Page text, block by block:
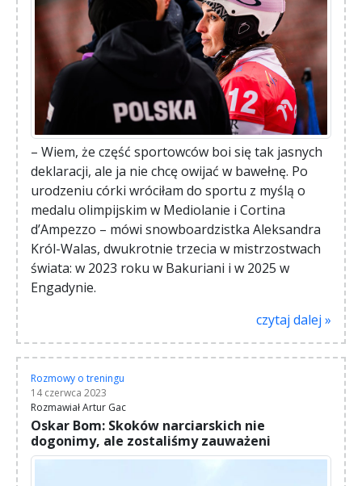
– Wiem, że część sportowców boi się tak jasnych
deklaracji, ale ja nie chcę owijać w bawełnę. Po
urodzeniu córki wróciłam do sportu z myślą o
medalu olimpijskim w Mediolanie i Cortina
d’Ampezzo – mówi snowboardzistka Aleksandra
Król-Walas, dwukrotnie trzecia w mistrzostwach
świata: w 2023 roku w Bakuriani i w 2025 w
Engadynie.
czytaj dalej »
Rozmowy o treningu
14 czerwca 2023
Rozmawiał Artur Gac
Oskar Bom: Skoków narciarskich nie
dogonimy, ale zostaliśmy zauważeni